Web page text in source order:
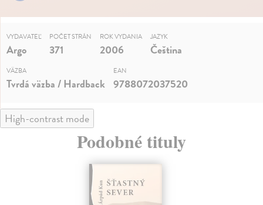
VYDAVATEĽ
Argo
POČET STRÁN
371
ROK VYDANIA
2006
JAZYK
Čeština
VÄZBA
Tvrdá väzba / Hardback
EAN
9788072037520
High-contrast mode
Podobné tituly